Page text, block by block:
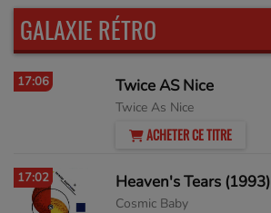
GALAXIE RÉTRO
17:06 Twice AS Nice
Twice As Nice
ACHETER CE TITRE
17:02 Heaven's Tears (1993)
Cosmic Baby